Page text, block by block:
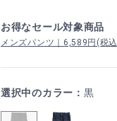
お得なセール対象商品
メンズパンツ｜6,589円(
選択中のカラー： 黒